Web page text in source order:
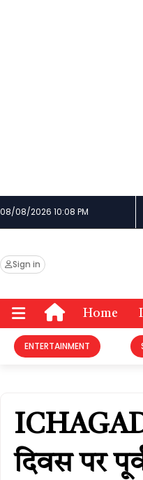
08/08/2026 10:08 PM
Sign in
Home
ENTERTAINMENT
दिवस पर